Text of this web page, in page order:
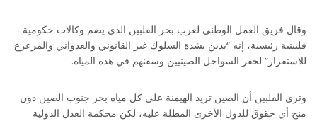
وقال فريق العمل الوطني لغرب بحر الفلبين الذي يضم وكالات حكومية
فلبينية رئيسية، إنه “يدين بشدة السلوك غير القانوني والعدواني والمزعزع
للاستقرار” لخفر السواحل الصينيين وسفنهم في هذه المياه.
وترى الفلبين أن الصين تريد الهيمنة على كل مياه بحر جنوب الصين دون
منح أي حقوق للدول الأخرى المطلة عليه، لكن محكمة العدل الدولية